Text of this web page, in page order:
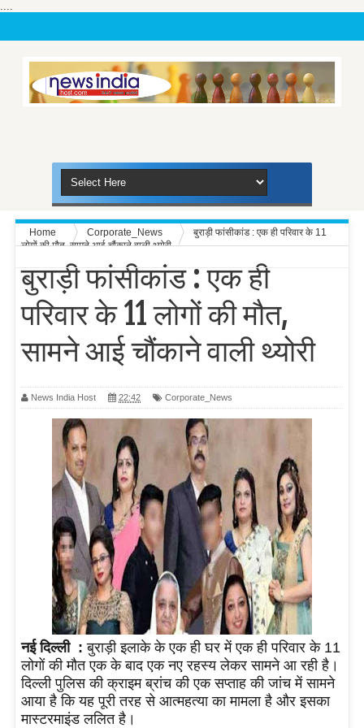
....
Home Corporate_News
बुराड़ी फांसीकांड : एक ही परिवार के 11
लोगों की मौत, सामने आई चौंकाने वाली थ्योरी
बुराड़ी फांसीकांड : एक ही
परिवार के 11 लोगों की मौत,
सामने आई चौंकाने वाली थ्योरी
News India Host 22:42 Corporate_News
नई दिल्ली :बुराड़ी इलाके के एक ही घर में एक ही परिवार के 11
लोगों की मौत एक के बाद एक नए रहस्य लेकर सामने आ रही है।
दिल्ली पुलिस की क्राइम ब्रांच की एक सप्ताह की जांच में सामने
आया है कि यह पूरी तरह से आत्महत्या का मामला है और इसका
मास्टरमाइंड ललित है।